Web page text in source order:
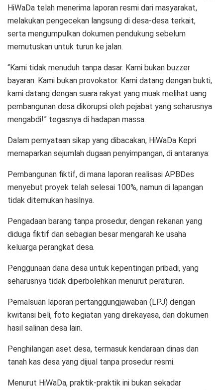
HiWaDa telah menerima laporan resmi dari masyarakat,
melakukan pengecekan langsung di desa-desa terkait,
serta mengumpulkan dokumen pendukung sebelum
memutuskan untuk turun ke jalan.
“Kami tidak menuduh tanpa dasar. Kami bukan buzzer
bayaran. Kami bukan provokator. Kami datang dengan bukti,
kami datang dengan suara rakyat yang muak melihat uang
pembangunan desa dikorupsi oleh pejabat yang seharusnya
mengabdi!” tegasnya di hadapan massa.
Dalam pernyataan sikap yang dibacakan, HiWaDa Kepri
memaparkan sejumlah dugaan penyimpangan, di antaranya:
Pembangunan fiktif, di mana laporan realisasi APBDes
menyebut proyek telah selesai 100%, namun di lapangan
tidak ditemukan hasilnya.
Pengadaan barang tanpa prosedur, dengan rekanan yang
diduga fiktif dan sebagian besar mengarah ke usaha
keluarga perangkat desa.
Penggunaan dana desa untuk kepentingan pribadi, yang
seharusnya tidak diperbolehkan menurut peraturan.
Pemalsuan laporan pertanggungjawaban (LPJ) dengan
kwitansi beli, foto kegiatan yang direkayasa, dan dokumen
hasil salinan desa lain.
Penghilangan aset desa, termasuk kendaraan dinas dan
tanah kas desa yang dijual tanpa prosedur resmi.
Menurut HiWaDa, praktik-praktik ini bukan sekadar